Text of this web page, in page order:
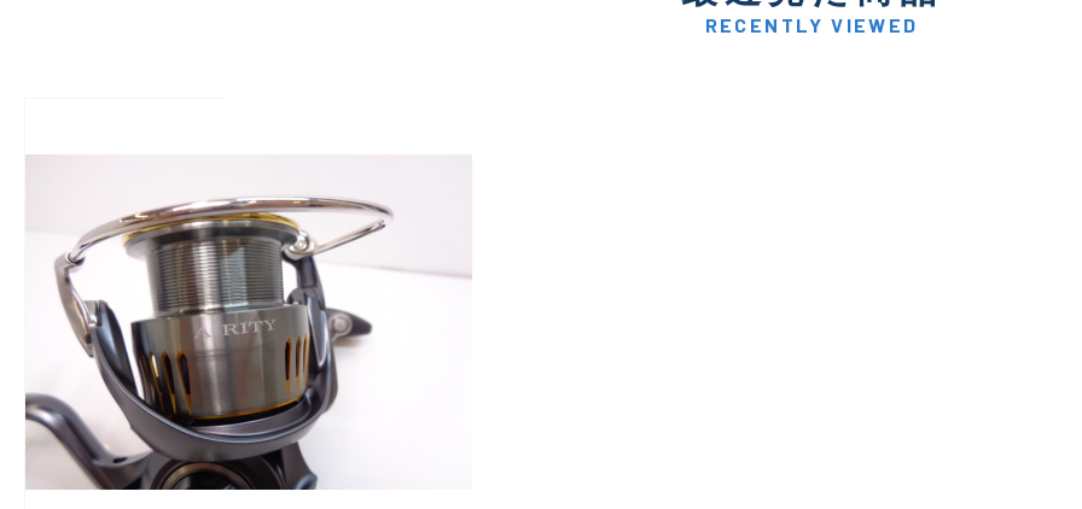
RECENTLY VIEWED